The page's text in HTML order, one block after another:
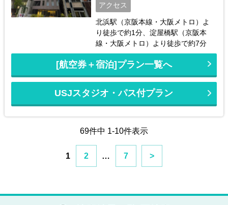
アクセス
北浜駅（京阪本線・大阪メトロ）よ
り徒歩で約1分、淀屋橋駅（京阪本
線・大阪メトロ）より徒歩で約7分
[航空券＋宿泊]プラン一覧へ
USJスタジオ・パス付プラン
69件中 1-10件表示
1 2 … 7 >